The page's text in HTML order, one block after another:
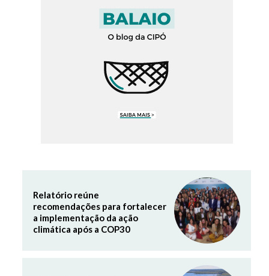
Relatório reúne
recomendações para fortalecer
a implementação da ação
climática após a COP30